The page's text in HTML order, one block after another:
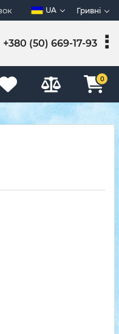
UA Гривні
+380 (50) 669-17-93
0